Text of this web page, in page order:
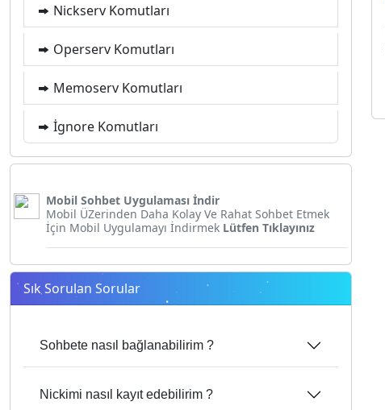
Nickserv Komutları
Operserv Komutları
Memoserv Komutları
İgnore Komutları
Mobil Sohbet Uygulaması İndir
Mobil ÜZerinden Daha Kolay Ve Rahat Sohbet Etmek
İçin Mobil Uygulamayı İndirmek Lütfen Tıklayınız
Sık Sorulan Sorular
Sohbete nasıl bağlanabilirim ?
Nickimi nasıl kayıt edebilirim ?